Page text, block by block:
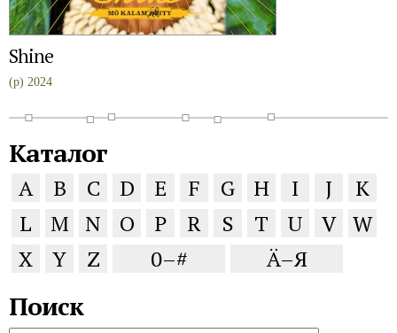
Shine
(p) 2024
Каталог
A B C D E F G H I J
K
L
M N O P R S T U V W
X
Y Z 0–# Ä–Я
Поиск